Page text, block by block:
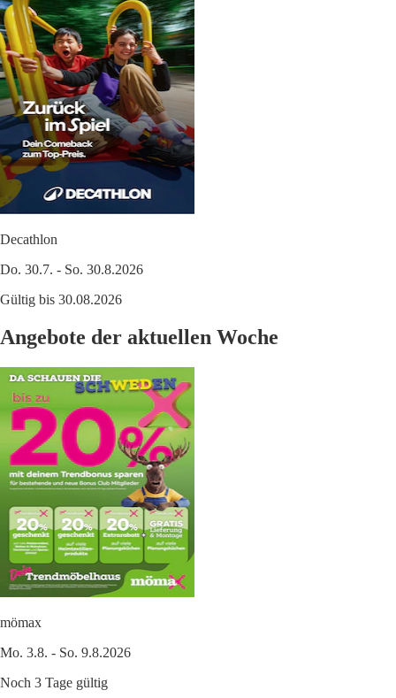
Decathlon
Do. 30.7. - So. 30.8.2026
Gültig bis 30.08.2026
Angebote der aktuellen Woche
mömax
Mo. 3.8. - So. 9.8.2026
Noch 3 Tage gültig